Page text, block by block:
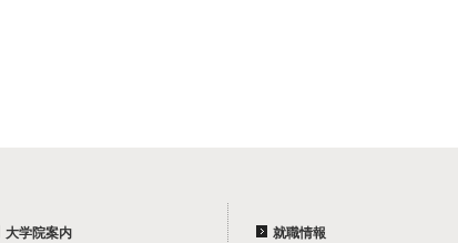
大学院案内 就職情報